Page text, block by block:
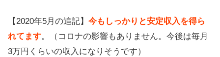
【2020年5月の追記】 今もしっかりと安定収入を得ら
れてます。（コロナの影響もありません。今後は毎月
3万円くらいの収入になりそうです）